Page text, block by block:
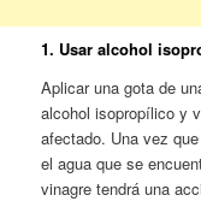
1. Usar alcohol
Aplicar una gota de
alcohol isopropílico y
afectado. Una vez
el agua que se
vinagre tendrá una